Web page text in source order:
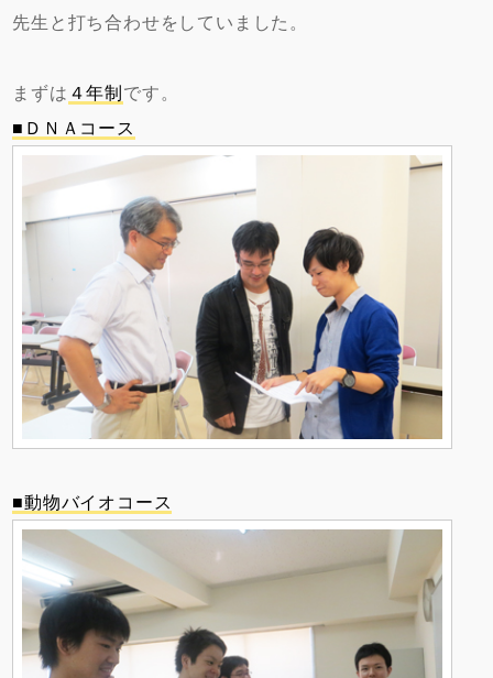
先生と打ち合わせをしていました。
まずは ４年制です。
■ＤＮＡコース
■動物バイオコース